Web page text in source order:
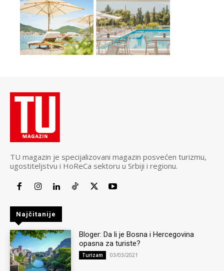
TU magazin je specijalizovani magazin posvećen turizmu,
ugostiteljstvu i HoReCa sektoru u Srbiji i regionu.
Najčitanije
Bloger: Da li je Bosna i Hercegovina
opasna za turiste?
Turizam 03/03/2021